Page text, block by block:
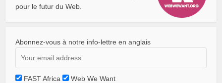
pour le futur du Web.
Abonnez-vous à notre info-lettre en anglais
FAST Africa Web We Want